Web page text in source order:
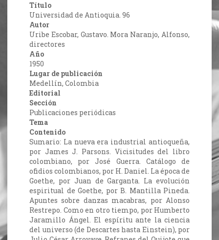
Título
Universidad de Antioquia. 96
Autor
Uribe Escobar, Gustavo. Mora Naranjo, Alfonso,
directores
Año
1950
Lugar de publicación
Medellín, Colombia
Editorial
Sección
Publicaciones periódicas
Tema
Contenido
Sumario: La nueva era industrial antioqueña,
por James J. Parsons. Vicisitudes del libro
colombiano, por José Guerra. Catálogo de
ofidios colombianos, por H. Daniel. La época de
Goethe, por Juan de Garganta. La evolución
espiritual de Goethe, por B. Mantilla Pineda.
Apuntes sobre danzas macabras, por Alonso
Restrepo. Como en otro tiempo, por Humberto
Jaramillo Ángel. El espíritu ante la ciencia
del universo (de Descartes hasta Einstein), por